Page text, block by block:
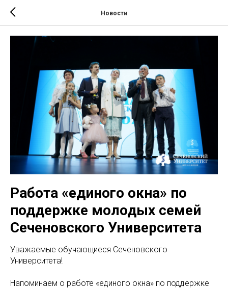
Новости
Работа «единого окна» по
поддержке молодых семей
Сеченовского Университета
Уважаемые обучающиеся Сеченовского
Университета!
Напоминаем о работе «единого окна» по поддержке